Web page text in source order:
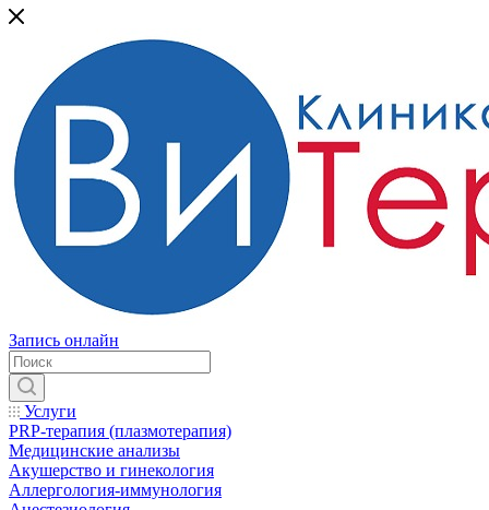
Запись онлайн
Услуги
PRP-терапия (плазмотерапия)
Медицинские анализы
Акушерство и гинекология
Аллергология-иммунология